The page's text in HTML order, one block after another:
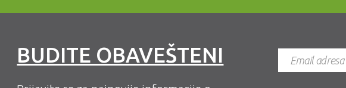
BUDITE OBAVEŠTENI